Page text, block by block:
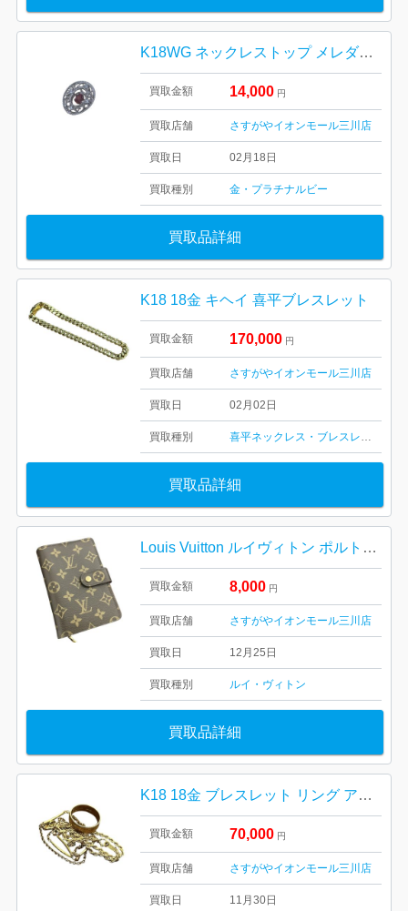
K18WG ネックレストップ メレダイヤ ルビー ホワイトゴールド
買取金額 14,000 円
買取店舗 さすがやイオンモール三川店
買取日 02月18日
買取種別 金・プラチナルビー
買取品詳細
K18 18金 キヘイ 喜平ブレスレット
買取金額 170,000 円
買取店舗 さすがやイオンモール三川店
買取日 02月02日
買取種別 喜平ネックレス・ブレスレット
買取品詳細
Louis Vuitton ルイヴィトン ポルトパピエジップ
買取金額 8,000 円
買取店舗 さすがやイオンモール三川店
買取日 12月25日
買取種別 ルイ・ヴィトン
買取品詳細
K18 18金 ブレスレット リング アクセサリー おまとめ
買取金額 70,000 円
買取店舗 さすがやイオンモール三川店
買取日 11月30日